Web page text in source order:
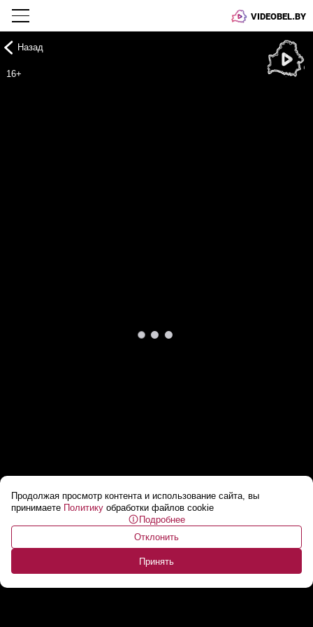
VIDEOBEL.BY
Продолжая просмотр контента и использование сайта, вы
принимаете Политику обработки файлов cookie
Подробнее
Отклонить
Принять
Назад
16+
Украина запустила 400 дронов за день! //
Провокации на 9 Мая и прилеты в детсад...